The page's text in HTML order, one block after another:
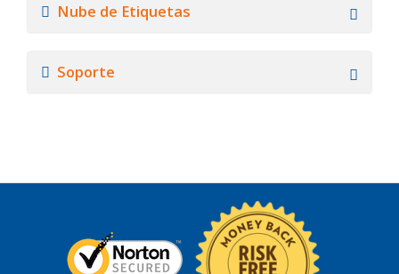
Nube de Etiquetas
Soporte